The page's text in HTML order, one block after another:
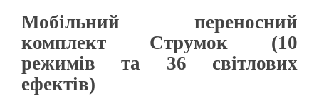
Мобільний переносний
комплект Струмок (10
режимів та 36 світлових
ефектів)